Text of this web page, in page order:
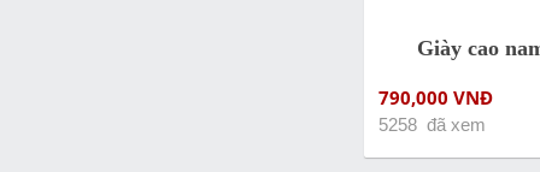
Giày cao
790,000 VNĐ
5258 đã xem